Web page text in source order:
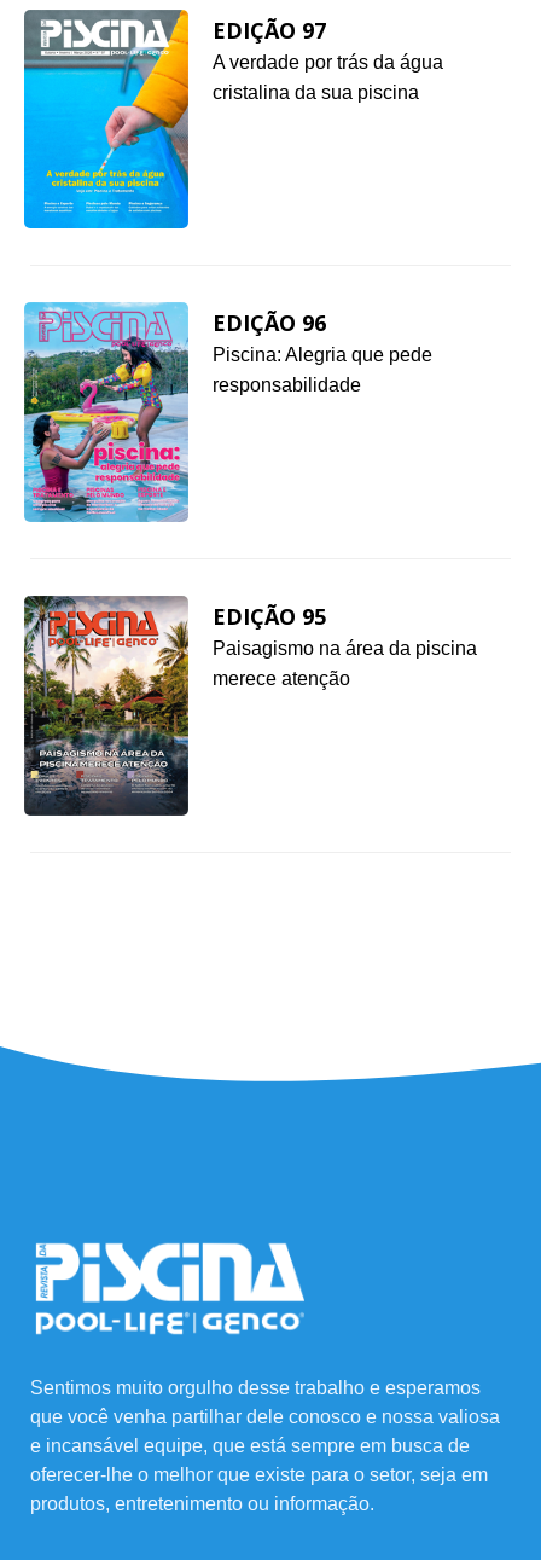
EDIÇÃO 97
A verdade por trás da água
cristalina da sua piscina
EDIÇÃO 96
Piscina: Alegria que pede
responsabilidade
EDIÇÃO 95
Paisagismo na área da piscina
merece atenção
Sentimos muito orgulho desse trabalho e esperamos
que você venha partilhar dele conosco e nossa valiosa
e incansável equipe, que está sempre em busca de
oferecer-lhe o melhor que existe para o setor, seja em
produtos, entretenimento ou informação.